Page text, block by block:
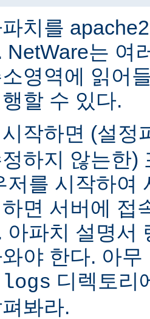
치를
NetWare는 여
영역에 읽어
할 수 있다.
작하면 (설정
하지 않는한)
저를 시작하여
면 서버에 접
아파치 설명서
야 한다. 아
logs 디렉토리
봐라.